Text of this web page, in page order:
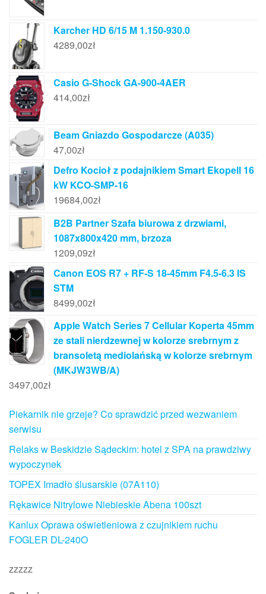
Karcher HD 6/15 M 1.150-930.0
4289,00zł
Casio G-Shock GA-900-4AER
414,00zł
Beam Gniazdo Gospodarcze (A035)
47,00zł
Defro Kocioł z podajnikiem Smart Ekopell 16
kW KCO-SMP-16
19684,00zł
B2B Partner Szafa biurowa z drzwiami,
1087x800x420 mm, brzoza
1209,09zł
Canon EOS R7 + RF-S 18-45mm F4.5-6.3 IS
STM
8499,00zł
Apple Watch Series 7 Cellular Koperta 45mm
ze stali nierdzewnej w kolorze srebrnym z
bransoletą mediolańską w kolorze srebrnym
(MKJW3WB/A)
3497,00zł
Piekarnik nie grzeje? Co sprawdzić przed wezwaniem
serwisu
Relaks w Beskidzie Sądeckim: hotel z SPA na prawdziwy
wypoczynek
TOPEX Imadło ślusarskie (07A110)
Rękawice Nitrylowe Niebieskie Abena 100szt
Kanlux Oprawa oświetleniowa z czujnikiem ruchu
FOGLER DL-240O
zzzzz